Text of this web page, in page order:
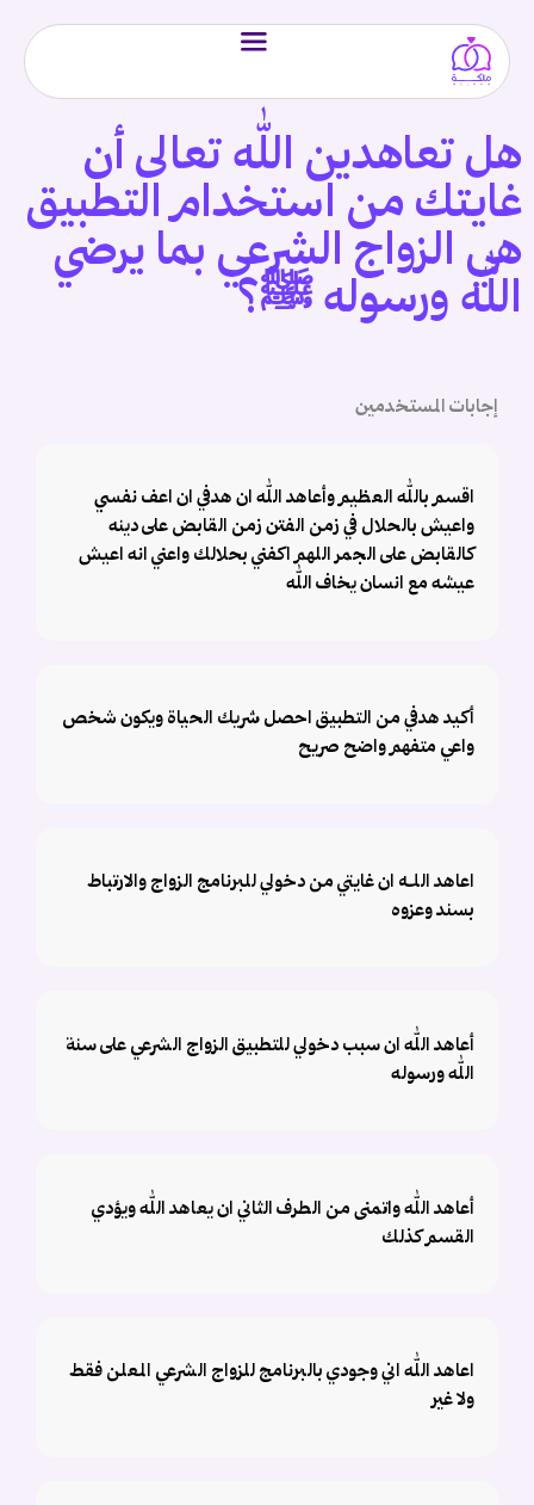
هل تعاهدين الله تعالى أن
غايتك من استخدام التطبيق
هي الزواج الشرعي بما يرضي
الله ورسوله ﷺ؟
إجابات المستخدمين
اقسم بالله العظيم وأعاهد الله ان هدفي ان اعف نفسي
واعيش بالحلال في زمن الفتن زمن القابض على دينه
كالقابض على الجمر اللهم اكفني بحلالك واعني انه اعيش
عيشه مع انسان يخاف الله
أكيد هدفي من التطبيق احصل شريك الحياة ويكون شخص
واعي متفهم واضح صريح
اعاهد اللـه ان غايتي من دخولي للبرنامج الزواج والارتباط
بسند وعزوه
أعاهد الله ان سبب دخولي للتطبيق الزواج الشرعي على سنة
الله ورسوله
أعاهد الله واتمنى من الطرف الثاني ان يعاهد الله ويؤدي
القسم كذلك
اعاهد الله اني وجودي بالبرنامج للزواج الشرعي المعلن فقط
ولا غير